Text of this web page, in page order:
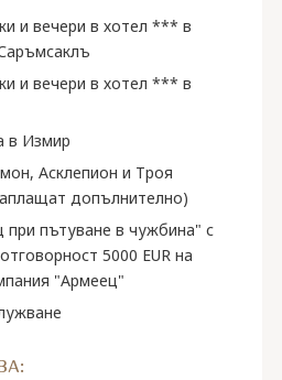
и вечери в хотел *** в
и вечери в хотел *** в
в Измир
Асклепион и Троя
допълнително)
пътуване в чужбина" с
5000 EUR на
"Армеец"